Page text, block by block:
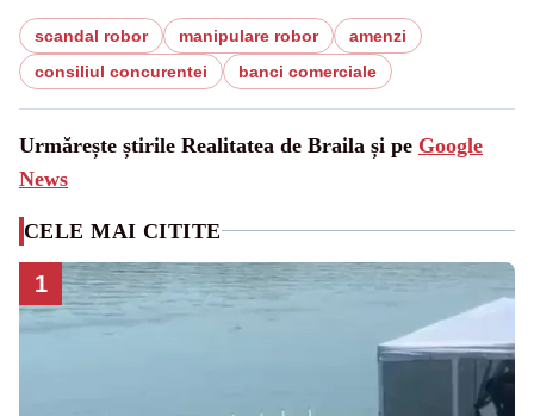
scandal robor manipulare robor
amenzi
consiliul concurentei
banci comerciale
Urmărește știrile Realitatea de Braila și pe Google
News
CELE MAI CITITE
1